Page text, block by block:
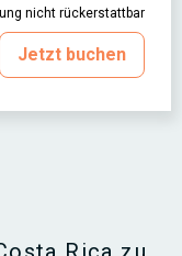
nicht rückerstattbar
Jetzt buchen